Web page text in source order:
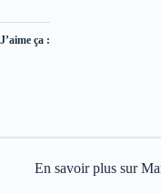
J’aime ça :
En savoir plus sur